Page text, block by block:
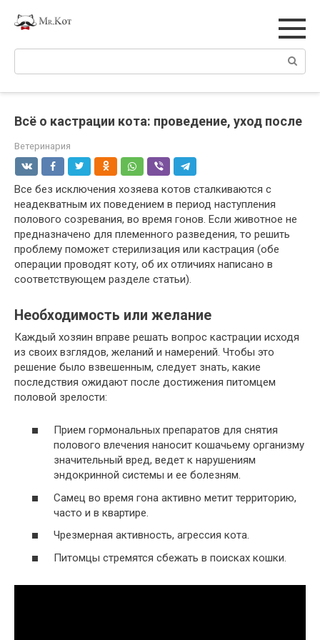
Поиск:
Всё о кастрации кота: проведение, уход после
Ветеринария
Все без исключения хозяева котов сталкиваются с
неадекватным их поведением в период наступления
полового созревания, во время гонов. Если животное не
предназначено для племенного разведения, то решить
проблему поможет стерилизация или кастрация (обе
операции проводят коту, об их отличиях написано в
соответствующем разделе статьи).
Необходимость или желание
Каждый хозяин вправе решать вопрос кастрации исходя
из своих взглядов, желаний и намерений. Чтобы это
решение было взвешенным, следует знать, какие
последствия ожидают после достижения питомцем
половой зрелости:
Прием гормональных препаратов для снятия
полового влечения наносит кошачьему организму
значительный вред, ведет к нарушениям
эндокринной системы и ее болезням.
Самец во время гона активно метит территорию,
часто и в квартире.
Чрезмерная активность, агрессия кота.
Питомцы стремятся сбежать в поисках кошки.